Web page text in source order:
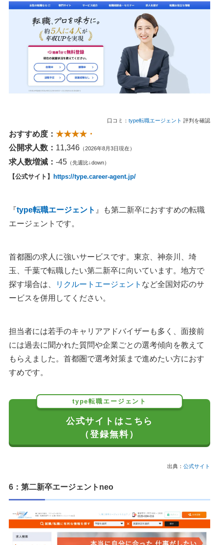
口コミ： type転職エージェント 評判を確認
おすすめ度： ★★★★・
公開求人数： 11,346 （2026年8月3日現在）
求人数増減： -45 （先週比↓down）
【公式サイト】 https://type.career-agent.jp/
『type転職エージェント 』も第二新卒におすすめの転職
エージェントです。
首都圏の求人に強いサービスです。東京、神奈川、埼
玉、千葉で転職したい第二新卒に向いています。地方で
探す場合は、
リクルートエージェント など全国対応のサ
ービスを併用してください。
担当者には若手のキャリアアドバイザーも多く、面接前
には過去に聞かれた質問や企業ごとの選考傾向を教えて
もらえました。首都圏で選考対策まで進めたい方におす
すめです。
type転職エージェント
公式サイトはこちら
（登録無料）
出典： 公式サイト
6：第二新卒エージェントneo